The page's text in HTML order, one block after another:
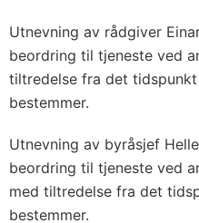
Utnevning av rådgiver
beordring til tjeneste ved
tiltredelse fra det
bestemmer.
Utnevning av byråsjef
beordring til tjeneste ved
med tiltredelse fra det
bestemmer.